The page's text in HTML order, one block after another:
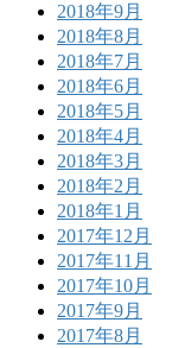
2018年9月
2018年8月
2018年7月
2018年6月
2018年5月
2018年4月
2018年3月
2018年2月
2018年1月
2017年12月
2017年11月
2017年10月
2017年9月
2017年8月